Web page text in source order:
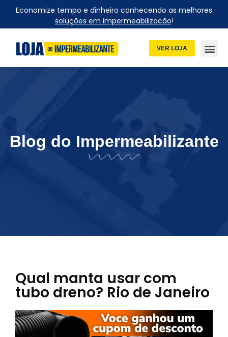
Economize tempo e dinheiro conhecendo as melhores
soluções em impermeabilizacão!
VER LOJA
Blog do Impermeabilizante
Qual manta usar com
tubo dreno? Rio de Janeiro